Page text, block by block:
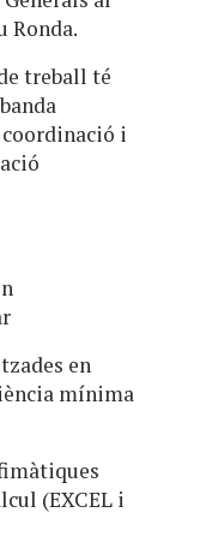
Ronda.
treball té
i
en
mínima
(EXCEL i